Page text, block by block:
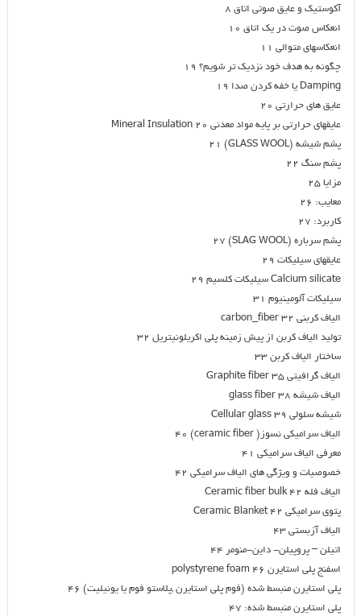
آکوستیک و عایق صوتی اتاق ۸
انعکاس صوت در یک اتاق ۱۰
انعکاسهای متوالی ۱۱
چگونه به هدف خود نزدیک تر شویم؟ ۱۹
Damping یا خفه کردن صدا 19
عایق های حرارتی ۲۰
عايقهاي حرارتي بر پايه مواد معدني Mineral Insulation 20
پشم شيشه (GLASS WOOL) 21
پشم سنگ ۲۲
مزايا ۲۵
معايب: ۲۶
كاربرد: ۲۷
پشم سرباره (SLAG WOOL) 27
عايقهاي سيليكات ۲۹
Calcium silicate سيليكات كلسيم 29
سيليكات آلومينيوم ۳۱
الياف كربني carbon_fiber 32
توليد الياف کربن از پيش زمينه پلي اکريلونيتريل ۳۲
ساختار الياف کربن ۳۳
الياف گرافيتي Graphite fiber 35
الياف شيشه glass fiber 38
شيشه سلولي Cellular glass 39
الياف سراميكي نسوز( ceramic fiber) 40
معرفي الياف سراميكي ۴۱
خصوصيات و ويژگي هاي الياف سراميكي ۴۲
الياف فله Ceramic fiber bulk 42
پتوي سراميكي Ceramic Blanket 42
الياف آزبستي ۴۳
اتيلن – پروپيلن- داين-منومر ۴۴
اسفنج پلي استايرن polystyrene foam 46
پلي استايرن منبسط شده (فوم پلي استايرن ,پلاستو فوم يا يونيليت) ۴۶
پلي استايرن منبسط شده: ۴۷